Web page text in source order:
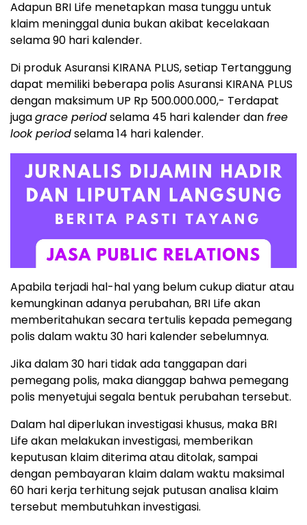
Adapun BRI Life menetapkan masa tunggu untuk
klaim meninggal dunia bukan akibat kecelakaan
selama 90 hari kalender.
Di produk Asuransi KIRANA PLUS, setiap Tertanggung
dapat memiliki beberapa polis Asuransi KIRANA PLUS
dengan maksimum UP Rp 500.000.000,- Terdapat
jugagrace periodselama 45 hari kalender danfree
look periodselama 14 hari kalender.
Apabila terjadi hal-hal yang belum cukup diatur atau
kemungkinan adanya perubahan, BRI Life akan
memberitahukan secara tertulis kepada pemegang
polis dalam waktu 30 hari kalender sebelumnya.
Jika dalam 30 hari tidak ada tanggapan dari
pemegang polis, maka dianggap bahwa pemegang
polis menyetujui segala bentuk perubahan tersebut.
Dalam hal diperlukan investigasi khusus, maka BRI
Life akan melakukan investigasi, memberikan
keputusan klaim diterima atau ditolak, sampai
dengan pembayaran klaim dalam waktu maksimal
60 hari kerja terhitung sejak putusan analisa klaim
tersebut membutuhkan investigasi.